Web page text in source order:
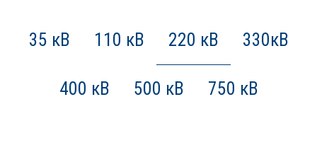
35 кВ 110 кВ 220 кВ 330кВ
400 кВ 500 кВ 750 кВ